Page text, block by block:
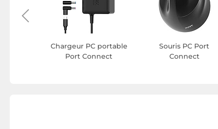
Chargeur PC portable
Port Connect
Souris PC Port
Connect